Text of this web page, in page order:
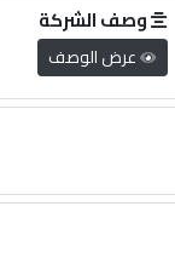
وصف الشركة
عرض الوصف